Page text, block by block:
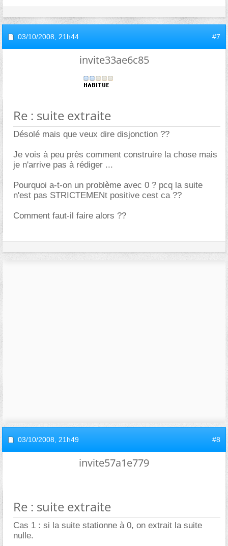
03/10/2008, 21h44 #7
invite33ae6c85
Re : suite extraite
Désolé mais que veux dire disjonction ??
Je vois à peu près comment construire la chose mais
je n'arrive pas à rédiger ...
Pourquoi a-t-on un problème avec 0 ? pcq la suite
n'est pas STRICTEMENt positive cest ca ??
Comment faut-il faire alors ??
03/10/2008, 21h49 #8
invite57a1e779
Re : suite extraite
Cas 1 : si la suite stationne à 0, on extrait la suite
nulle.